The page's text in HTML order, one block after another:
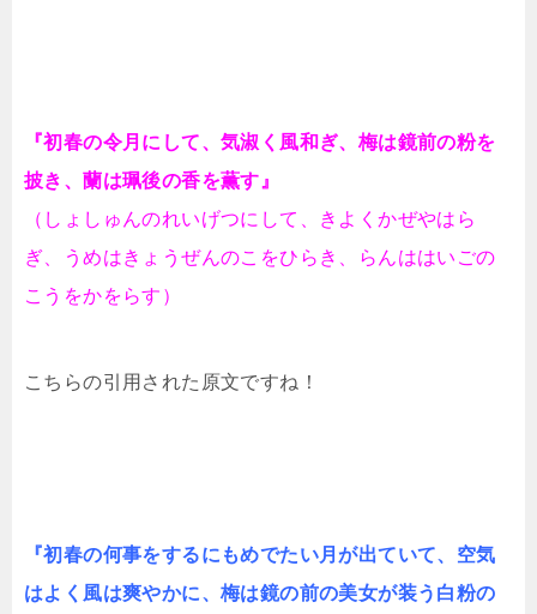
『初春の令月にして、気淑く風和ぎ、梅は鏡前の粉を
披き、蘭は珮後の香を薫す』
（しょしゅんのれいげつにして、きよくかぜやはら
ぎ、うめはきょうぜんのこをひらき、らんははいごの
こうをかをらす）
こちらの引用された原文ですね！
『初春の何事をするにもめでたい月が出ていて、空気
はよく風は爽やかに、梅は鏡の前の美女が装う白粉の